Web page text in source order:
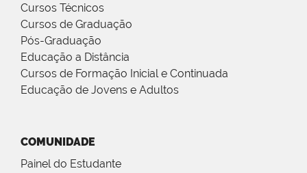
Cursos Técnicos
Cursos de Graduação
Pós-Graduação
Educação a Distância
Cursos de Formação Inicial e Continuada
Educação de Jovens e Adultos
COMUNIDADE
Painel do Estudante